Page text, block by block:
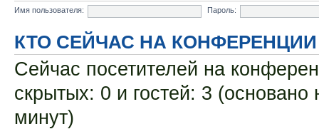
Имя пользователя:
Пароль:
КТО СЕЙЧАС НА КОНФЕРЕНЦИИ
Сейчас посетителей на
скрытых: 0 и гостей: 3 (основано
минут)